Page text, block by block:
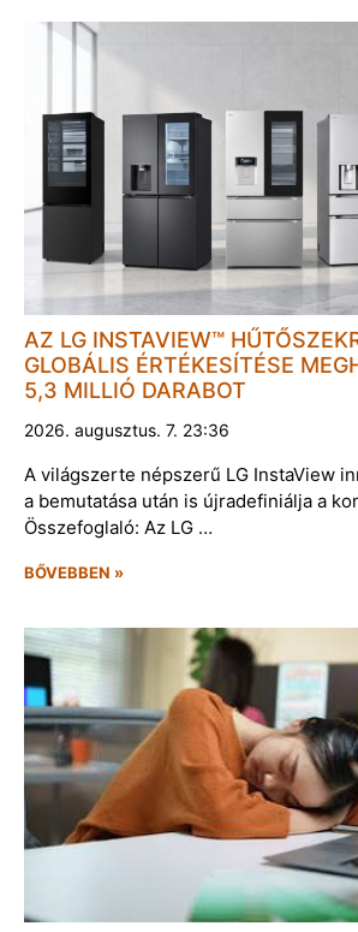
AZ LG INSTAVIEW™
GLOBÁLIS ÉRTÉKESÍTÉSE
5,3 MILLIÓ DARABOT
2026. augusztus. 7. 23:36
A világszerte népszerű LG InstaView
a bemutatása után is újradefiniálja a
Összefoglaló: Az LG …
BŐVEBBEN »